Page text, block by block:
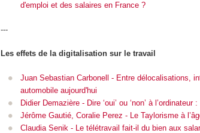
d'emploi et des salaires en France ?
---
Les effets de la digitalisation sur le travail
Juan Sebastian Carbonell - Entre délocalisations,
automobile aujourd'hui
Didier Demazière - Dire ‘oui’ ou ‘non’ à
Jérôme Gautié, Coralie Perez - Le Taylorisme à
Claudia Senik - Le télétravail fait-il du bien aux